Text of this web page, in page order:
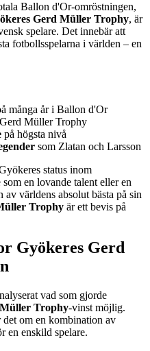
Ballon d'Or-omröstningen,
Gerd Müller Trophy, är
spelare. Det innebär att
fotbollsspelarna i världen – en
många år i Ballon d'Or
Müller Trophy
på högsta nivå
som Zlatan och Larsson
status inom
en lovande talent eller en
av världens absolut bästa på sin
Trophy är ett bevis på
Gyökeres Gerd
vad som gjorde
Trophy-vinst möjlig.
om en kombination av
en enskild spelare.